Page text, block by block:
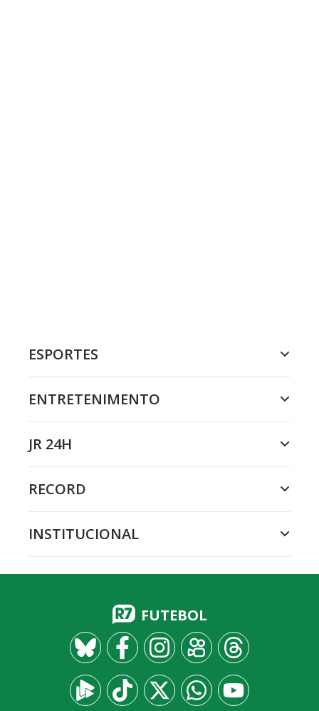
ESPORTES
ENTRETENIMENTO
JR 24H
RECORD
INSTITUCIONAL
FUTEBOL